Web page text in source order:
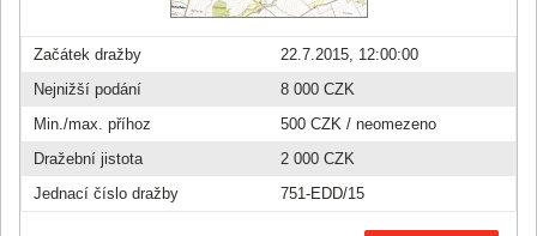
Začátek dražby
22.7.2015, 12:00:00
Nejnižší podání
8 000 CZK
Min./max. příhoz
500 CZK / neomezeno
Dražební jistota
2 000 CZK
Jednací číslo dražby
751-EDD/15